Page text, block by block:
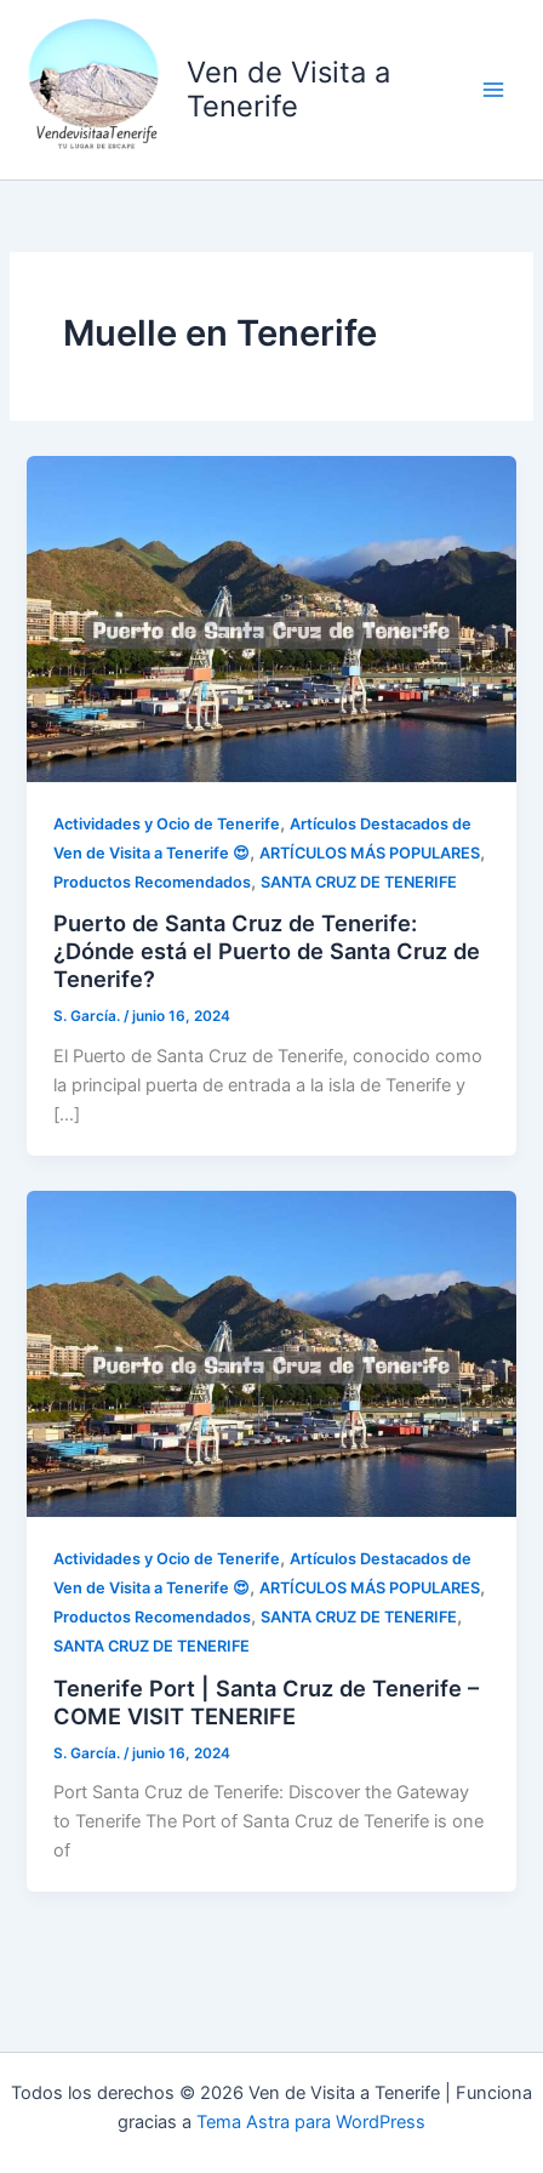
contenido
Ven de Visita a
Tenerife
Muelle en Tenerife
Actividades y Ocio de Tenerife,Artículos Destacados de
Ven de Visita a Tenerife 😍,ARTÍCULOS MÁS POPULARES,
Productos Recomendados,SANTA CRUZ DE TENERIFE
Puerto de Santa Cruz de Tenerife:
¿Dónde está el Puerto de Santa Cruz de
Tenerife?
S. García./junio 16, 2024
El Puerto de Santa Cruz de Tenerife, conocido como
la principal puerta de entrada a la isla de Tenerife y
[…]
Actividades y Ocio de Tenerife,Artículos Destacados de
Ven de Visita a Tenerife 😍,ARTÍCULOS MÁS POPULARES,
Productos Recomendados,SANTA CRUZ DE TENERIFE,
SANTA CRUZ DE TENERIFE
Tenerife Port | Santa Cruz de Tenerife –
COME VISIT TENERIFE
S. García. /junio 16, 2024
Port Santa Cruz de Tenerife: Discover the Gateway
to Tenerife The Port of Santa Cruz de Tenerife is one
of
Todos los derechos © 2026 Ven de Visita a Tenerife | Funciona
gracias a Tema Astra para WordPress